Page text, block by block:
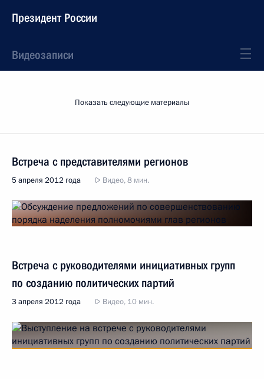
Президент России
Видеозаписи
Показать следующие материалы
Встреча с представителями регионов
5 апреля 2012 года Видео, 8 мин.
Встреча с руководителями инициативных групп
по созданию политических партий
3 апреля 2012 года Видео, 10 мин.